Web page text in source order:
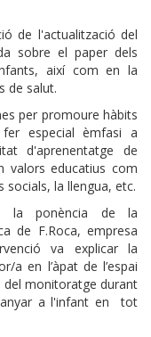
de l'actualització del
sobre el paper dels
així com en la
de salut.
per promoure hàbits
especial èmfasi a
d'aprenentatge de
valors educatius com
la llengua, etc.
la ponència de la
de F.Roca, empresa
va explicar la
a en l’àpat de l’espai
del monitoratge durant
a l'infant en tot